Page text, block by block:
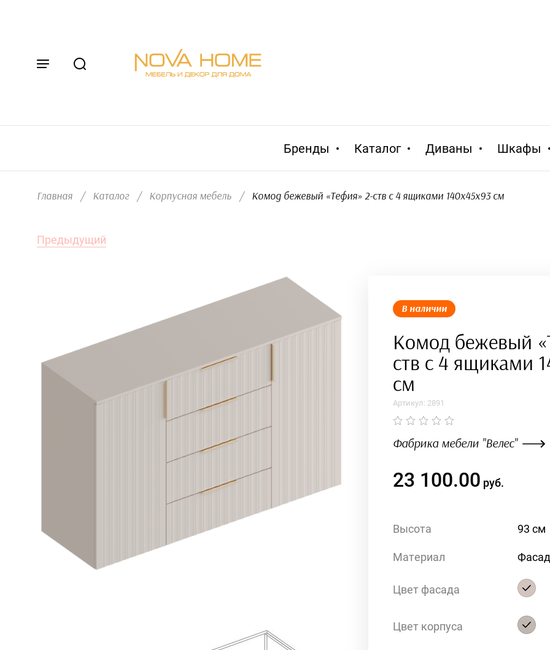
Бренды Каталог Диваны Шкафы
Главная / Каталог / Корпусная мебель /
  Комод бежевый «Тефия» 2-ств с 4 ящиками 140х45х93 см
Предыдущий
В наличии
Комод бежевый
ств с 4 ящиками
см
Артикул: 2891
Фабрика мебели "Велес"
23 100.00 руб.
Высота 93 см
Материал
Цвет фасада
Цвет корпуса